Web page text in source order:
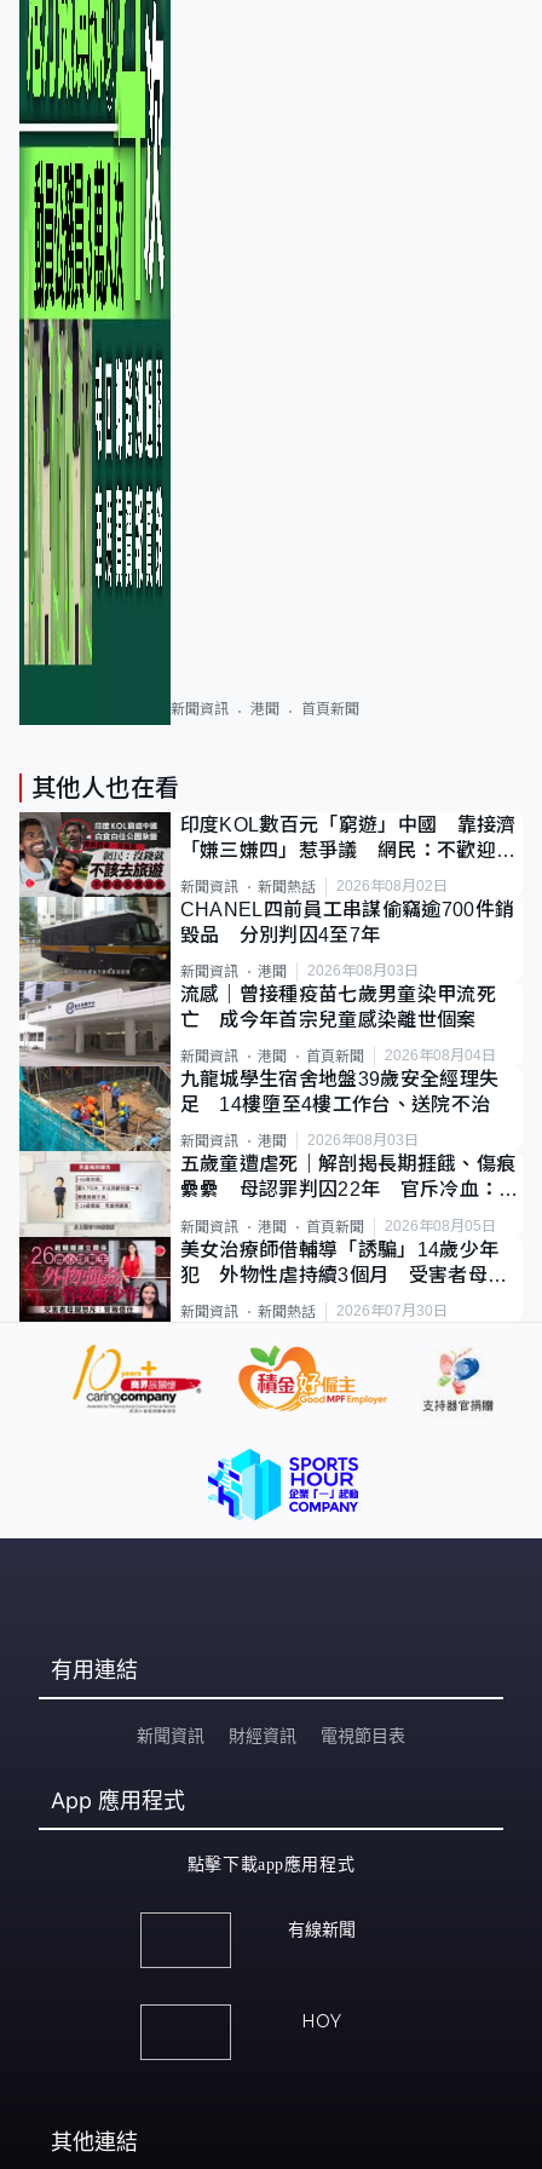
新聞資訊 港聞 首頁新聞
其他人也在看
印度KOL數百元「窮遊」中國 靠接濟
「嫌三嫌四」惹爭議 網民：不歡迎劣
質旅客
新聞資訊 新聞熱話 2026年08月02日
CHANEL四前員工串謀偷竊逾700件銷
毀品 分別判囚4至7年
新聞資訊 港聞 2026年08月03日
流感｜曾接種疫苗七歲男童染甲流死
亡 成今年首宗兒童感染離世個案
新聞資訊 港聞 首頁新聞 2026年08月04日
九龍城學生宿舍地盤39歲安全經理失
足 14樓墮至4樓工作台、送院不治
新聞資訊 港聞 2026年08月03日
五歲童遭虐死｜解剖揭長期捱餓、傷痕
纍纍 母認罪判囚22年 官斥冷血：同
類案最惡劣
新聞資訊 港聞 首頁新聞 2026年08月05日
美女治療師借輔導「誘騙」14歲少年
犯 外物性虐持續3個月 受害者母：
要保護其他人
新聞資訊 新聞熱話 2026年07月30日
有用連結
新聞資訊 財經資訊 電視節目表
App 應用程式
點擊下載app應用程式
有線新聞
HOY
其他連結